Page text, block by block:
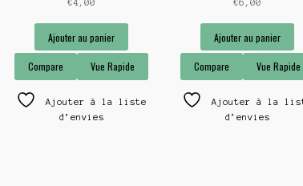
€4,00
Ajouter au panier
Compare Vue Rapide
Ajouter à la liste
d’envies
€6,00
Ajouter au panier
Compare Vue Rapide
Ajouter à la
d’envies